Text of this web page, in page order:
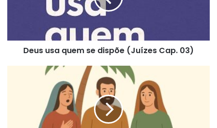
Deus usa quem se dispõe (Juízes Cap. 03)